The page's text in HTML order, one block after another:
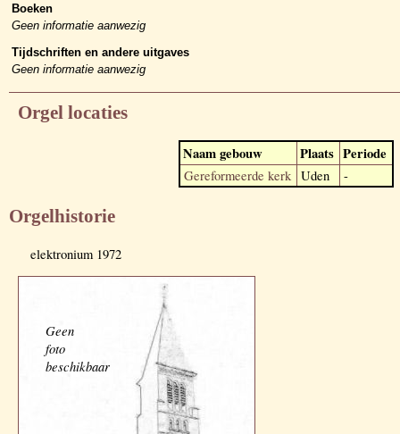
Boeken
Geen informatie aanwezig
Tijdschriften en andere uitgaves
Geen informatie aanwezig
Orgel locaties
Naam gebouw Plaats Periode
Gereformeerde kerk Uden -
Orgelhistorie
elektronium 1972
Geen
foto
beschikbaar